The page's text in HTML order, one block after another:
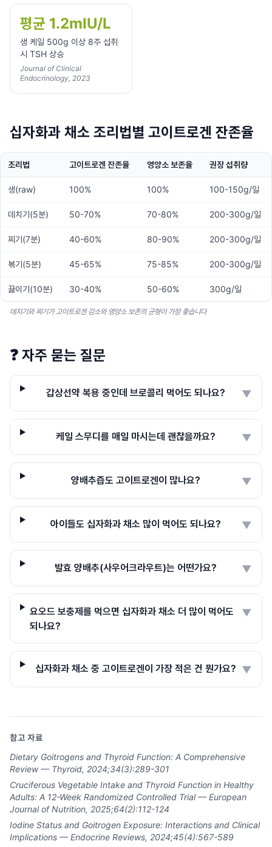
평균 1.2mIU/L
생 케일 500g 이상 8주 섭취
시 TSH 상승
Journal of Clinical
Endocrinology, 2023
십자화과 채소 조리법별 고이트로겐 잔존율
조리법 고이트로겐 잔존율 영양소 보존율 권장 섭취량
생(raw) 100% 100% 100-150g/일
데치기(5분) 50-70% 70-80% 200-300g/일
찌기(7분) 40-60% 80-90% 200-300g/일
볶기(5분) 45-65% 75-85% 200-300g/일
끓이기(10분) 30-40% 50-60% 300g/일
데치기와 찌기가 고이트로겐 감소와 영양소 보존의 균형이 가장 좋습니다
❓ 자주 묻는 질문
갑상선약 복용 중인데 브로콜리 먹어도 되나요? ▼
케일 스무디를 매일 마시는데 괜찮을까요? ▼
양배추즙도 고이트로겐이 많나요? ▼
아이들도 십자화과 채소 많이 먹어도 되나요? ▼
발효 양배추(사우어크라우트)는 어떤가요? ▼
요오드 보충제를 먹으면 십자화과 채소 더 많이 먹어도
되나요?
▼
십자화과 채소 중 고이트로겐이 가장 적은 건 뭔가요? ▼
참고 자료
Dietary Goitrogens and Thyroid Function: A Comprehensive
Review — Thyroid, 2024;34(3):289-301
Cruciferous Vegetable Intake and Thyroid Function in Healthy
Adults: A 12-Week Randomized Controlled Trial — European
Journal of Nutrition, 2025;64(2):112-124
Iodine Status and Goitrogen Exposure: Interactions and Clinical
Implications — Endocrine Reviews, 2024;45(4):567-589